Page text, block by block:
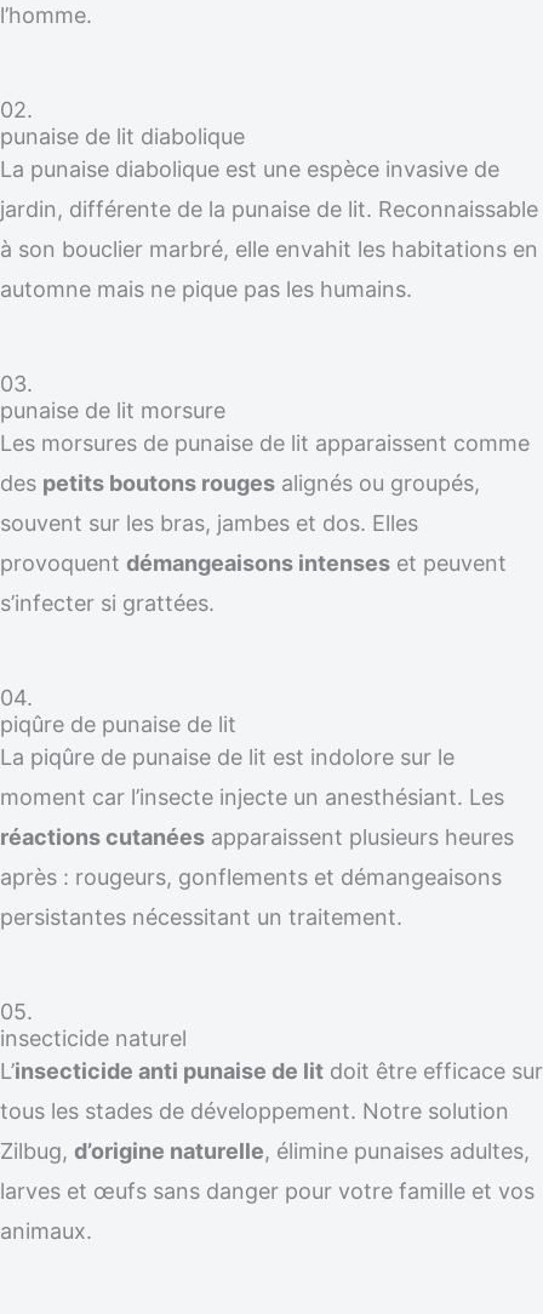
l’homme.
02.
punaise de lit diabolique
La punaise diabolique est une espèce invasive de
jardin, différente de la punaise de lit. Reconnaissable
à son bouclier marbré, elle envahit les habitations en
automne mais ne pique pas les humains.
03.
punaise de lit morsure
Les morsures de punaise de lit apparaissent comme
des petits boutons rouges alignés ou groupés,
souvent sur les bras, jambes et dos. Elles
provoquent démangeaisons intenses et peuvent
s’infecter si grattées.
04.
piqûre de punaise de lit
La piqûre de punaise de lit est indolore sur le
moment car l’insecte injecte un anesthésiant. Les
réactions cutanées apparaissent plusieurs heures
après : rougeurs, gonflements et démangeaisons
persistantes nécessitant un traitement.
05.
insecticide naturel
L’insecticide anti punaise de lit doit être efficace sur
tous les stades de développement. Notre solution
Zilbug, d’origine naturelle, élimine punaises adultes,
larves et œufs sans danger pour votre famille et vos
animaux.